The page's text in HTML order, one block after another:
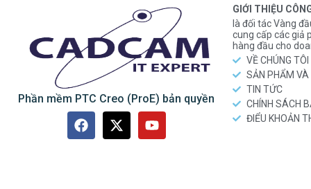
Phần mềm PTC Creo (ProE) bản quyền
GIỚI THIỆU
là đối tác Vàng
cung cấp các giả
hàng đầu cho
VỀ CHÚNG TÔI
SẢN PHẨM VÀ
TIN TỨC
CHÍNH SÁCH
ĐIỂU KHOẢN